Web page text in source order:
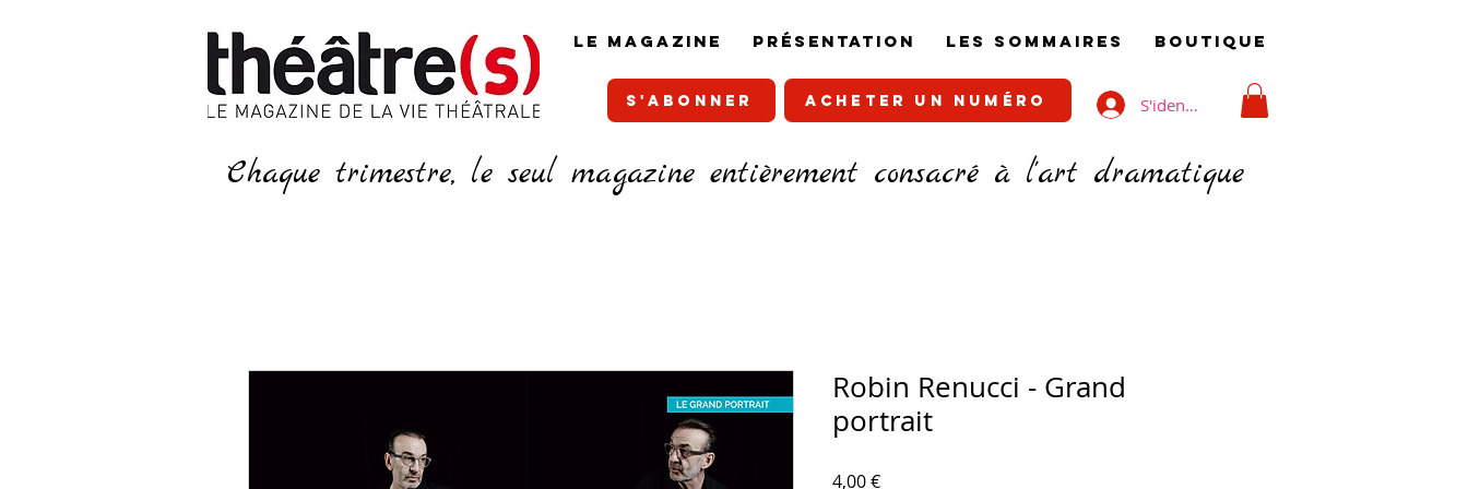
LE MAGAZINE PRÉSENTATION LES SOMMAIRES BOUTIQUE
S'ABONNER ACHETER UN NUMÉRO S'identifier
Chaque trimestre, le seul magazine entièrement consacré à l'art dramatique
Robin Renucci - Grand
portrait
4,00 €Prix